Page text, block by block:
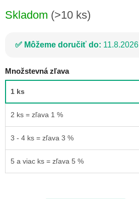
Skladom (>10 ks)
Môžeme doručiť do: 11.8.2026
Množstevná zľava
1 ks
2 ks = zľava 1 %
3 - 4 ks = zľava 3 %
5 a viac ks = zľava 5 %